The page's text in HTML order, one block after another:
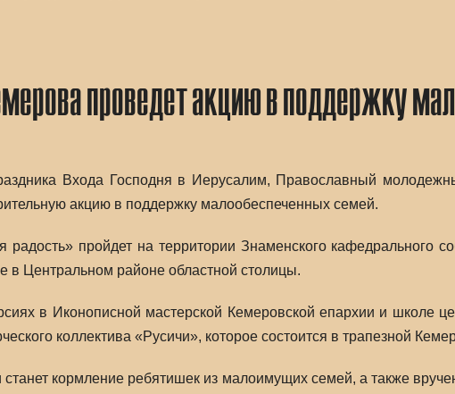
проведет акцию в поддержку
Входа Господня в Иерусалим, Православный
акцию в поддержку малообеспеченных семей.
пройдет на территории Знаменского кафедрального
Центральном районе областной столицы.
в Иконописной мастерской Кемеровской епархии и школе
коллектива «Русичи», которое состоится в трапезной
кормление ребятишек из малоимущих семей, а также